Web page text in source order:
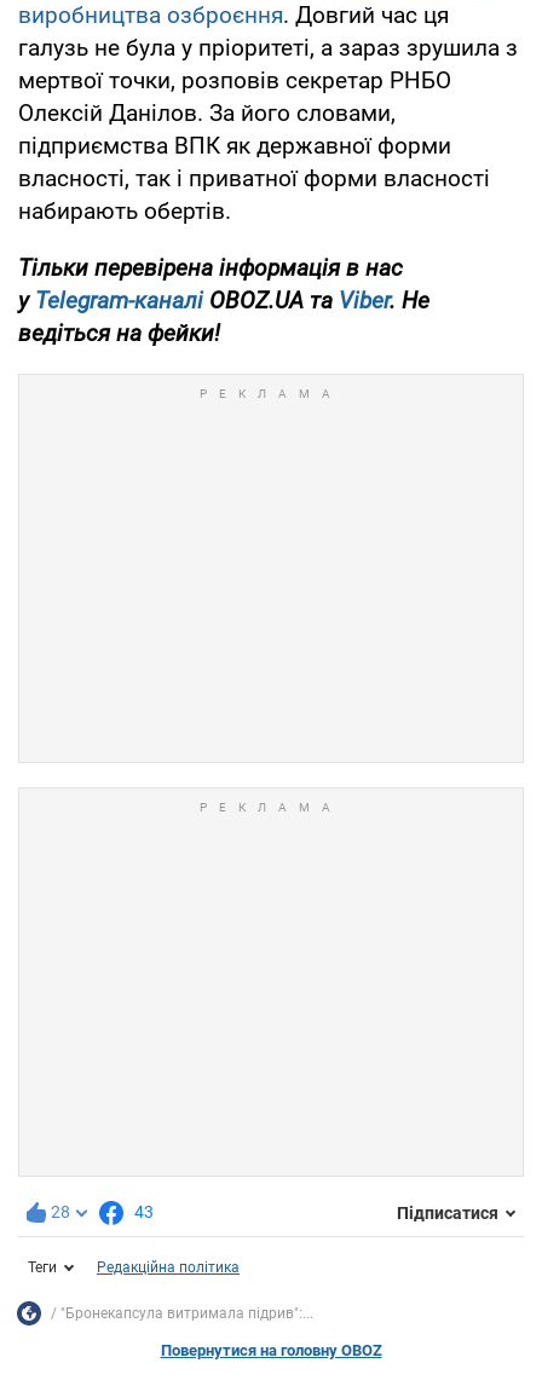
виробництва озброєння. Довгий час ця
галузь не була у пріоритеті, а зараз зрушила з
мертвої точки, розповів секретар РНБО
Олексій Данілов. За його словами,
підприємства ВПК як державної форми
власності, так і приватної форми власності
набирають обертів.
Тільки перевірена інформація в нас
уTelegram-каналіOBOZ.UA та Viber. Не
ведіться на фейки!
28 43 Підписатися
Теги Редакційна політика
"Бронекапсула витримала підрив":...
Повернутися на головну OBOZ